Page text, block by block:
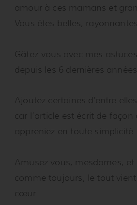
amour à ces mamans et
Vous êtes belles,
Gâtez-vous avec mes
depuis les 6 dernières
Ajoutez certaines d’entre
car l’article est écrit de façon
appreniez en toute simplicité.
Amusez vous, mesdames, et
comme toujours, le tout
cœur.